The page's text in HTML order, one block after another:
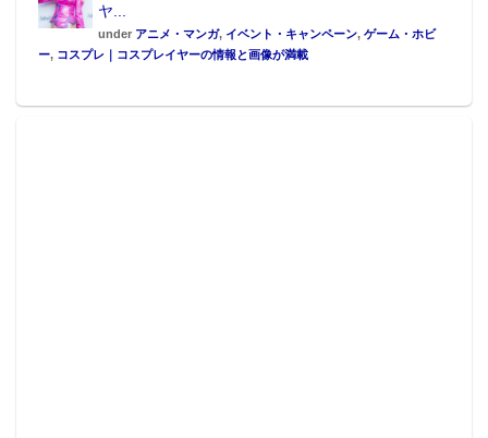
ヤ...
under アニメ・マンガ, イベント・キャンペーン, ゲーム・ホビ
ー, コスプレ｜コスプレイヤーの情報と画像が満載